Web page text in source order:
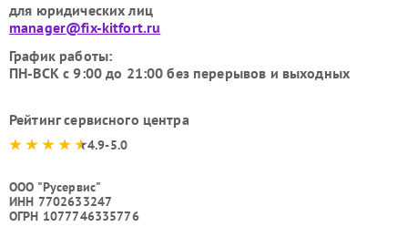
для юридических лиц
manager@fix-kitfort.ru
График работы:
ПН-ВСК с 9:00 до 21:00 без перерывов и выходных
Рейтинг сервисного центра
4.9-5.0
ООО "Русервис"
ИНН 7702633247
ОГРН 1077746335776